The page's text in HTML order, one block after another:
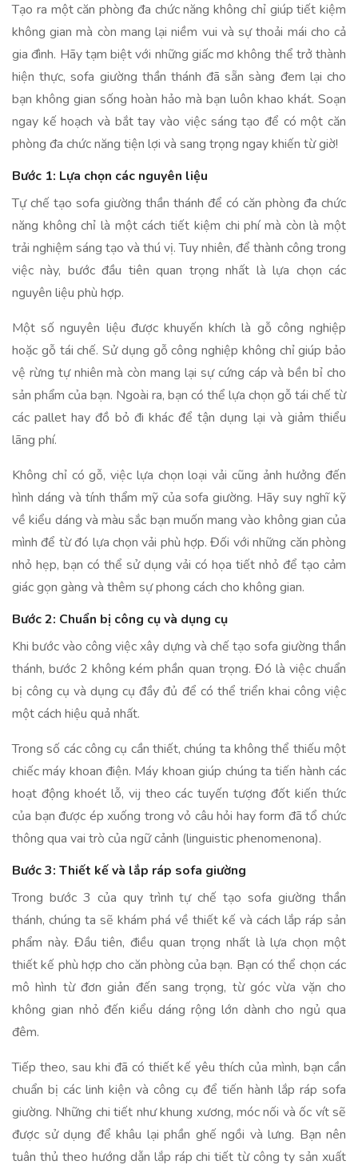
Tạo ra một căn phòng đa chức năng không chỉ giúp tiết kiệm
không gian mà còn mang lại niềm vui và sự thoải mái cho cả
gia đình. Hãy tạm biệt với những giấc mơ không thể trở thành
hiện thực, sofa giường thần thánh đã sẵn sàng đem lại cho
bạn không gian sống hoàn hảo mà bạn luôn khao khát. Soạn
ngay kế hoạch và bắt tay vào việc sáng tạo để có một căn
phòng đa chức năng tiện lợi và sang trọng ngay khiến từ giờ!
Bước 1: Lựa chọn các nguyên liệu
Tự chế tạo sofa giường thần thánh để có căn phòng đa chức
năng không chỉ là một cách tiết kiệm chi phí mà còn là một
trải nghiệm sáng tạo và thú vị. Tuy nhiên, để thành công trong
việc này, bước đầu tiên quan trọng nhất là lựa chọn các
nguyên liệu phù hợp.
Một số nguyên liệu được khuyến khích là gỗ công nghiệp
hoặc gỗ tái chế. Sử dụng gỗ công nghiệp không chỉ giúp bảo
vệ rừng tự nhiên mà còn mang lại sự cứng cáp và bền bỉ cho
sản phẩm của bạn. Ngoài ra, bạn có thể lựa chọn gỗ tái chế từ
các pallet hay đồ bỏ đi khác để tận dụng lại và giảm thiểu
lãng phí.
Không chỉ có gỗ, việc lựa chọn loại vải cũng ảnh hưởng đến
hình dáng và tính thẩm mỹ của sofa giường. Hãy suy nghĩ kỹ
về kiểu dáng và màu sắc bạn muốn mang vào không gian của
mình để từ đó lựa chọn vải phù hợp. Đối với những căn phòng
nhỏ hẹp, bạn có thể sử dụng vải có họa tiết nhỏ để tạo cảm
giác gọn gàng và thêm sự phong cách cho không gian.
Bước 2: Chuẩn bị công cụ và dụng cụ
Khi bước vào công việc xây dựng và chế tạo sofa giường thần
thánh, bước 2 không kém phần quan trọng. Đó là việc chuẩn
bị công cụ và dụng cụ đầy đủ để có thể triển khai công việc
một cách hiệu quả nhất.
Trong số các công cụ cần thiết, chúng ta không thể thiếu một
chiếc máy khoan điện. Máy khoan giúp chúng ta tiến hành các
hoạt động khoét lỗ, vij theo các tuyến tượng đốt kiến thức
của bạn được ép xuống trong vỏ câu hỏi hay form đã tổ chức
thông qua vai trò của ngữ cảnh (linguistic phenomenona).
Bước 3: Thiết kế và lắp ráp sofa giường
Trong bước 3 của quy trình tự chế tạo sofa giường thần
thánh, chúng ta sẽ khám phá về thiết kế và cách lắp ráp sản
phẩm này. Đầu tiên, điều quan trọng nhất là lựa chọn một
thiết kế phù hợp cho căn phòng của bạn. Bạn có thể chọn các
mô hình từ đơn giản đến sang trọng, từ góc vừa vặn cho
không gian nhỏ đến kiểu dáng rộng lớn dành cho ngủ qua
đêm.
Tiếp theo, sau khi đã có thiết kế yêu thích của mình, bạn cần
chuẩn bị các linh kiện và công cụ để tiến hành lắp ráp sofa
giường. Những chi tiết như khung xương, móc nối và ốc vít sẽ
được sử dụng để khâu lại phần ghế ngồi và lưng. Bạn nên
tuân thủ theo hướng dẫn lắp ráp chi tiết từ công ty sản xuất